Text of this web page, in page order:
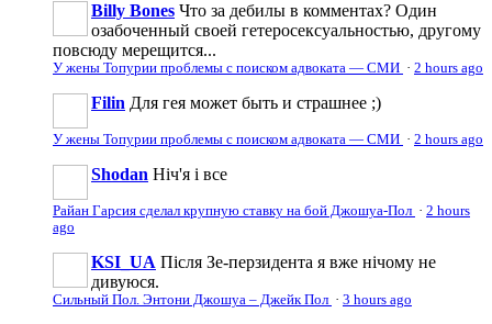
Billy Bones Что за дебилы в комментах? Один
озабоченный своей гетеросексуальностью, другому
повсюду мерещится...
У жены Топурии проблемы с поиском адвоката — СМИ · 2 hours ago
Filin Для гея может быть и страшнее ;)
У жены Топурии проблемы с поиском адвоката — СМИ · 2 hours ago
Shodan Ніч'я і все
Райан Гарсия сделал крупную ставку на бой Джошуа-Пол · 2 hours
ago
KSI_UA Після Зе-перзидента я вже нічому не
дивуюся.
Сильный Пол. Энтони Джошуа – Джейк Пол · 3 hours ago